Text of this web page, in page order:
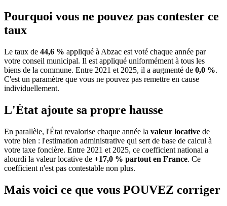
Pourquoi vous ne pouvez pas contester ce
taux
Le taux de 44,6 % appliqué à Abzac est voté chaque année par
votre conseil municipal. Il est appliqué uniformément à tous les
biens de la commune. Entre 2021 et 2025, il a augmenté de 0,0 %.
C'est un paramètre que vous ne pouvez pas remettre en cause
individuellement.
L'État ajoute sa propre hausse
En parallèle, l'État revalorise chaque année la valeur locative de
votre bien : l'estimation administrative qui sert de base de calcul à
votre taxe foncière. Entre 2021 et 2025, ce coefficient national a
alourdi la valeur locative de +17,0 % partout en France. Ce
coefficient n'est pas contestable non plus.
Mais voici ce que vous POUVEZ corriger